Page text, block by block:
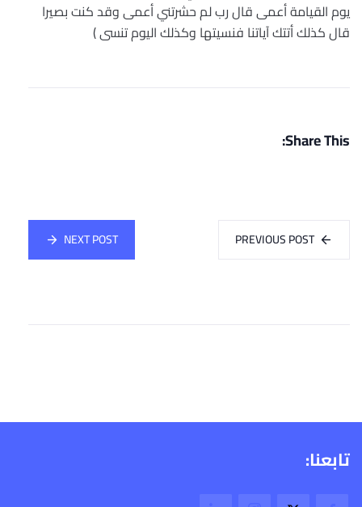
يوم القيامة أعمى قال رب لم حشرتني أعمى وقد كنت بصيرا
قال كذلك أتتك آياتنا فنسيتها وكذلك اليوم تنسى )
Share This:
PREVIOUS POST
NEXT POST
تابعنا: